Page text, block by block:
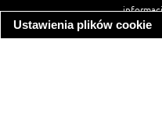
Ustawienia plików cookie
informacja o